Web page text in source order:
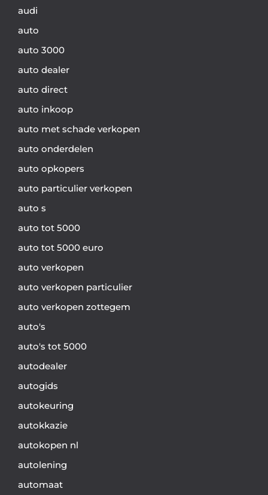
audi
auto
auto 3000
auto dealer
auto direct
auto inkoop
auto met schade verkopen
auto onderdelen
auto opkopers
auto particulier verkopen
auto s
auto tot 5000
auto tot 5000 euro
auto verkopen
auto verkopen particulier
auto verkopen zottegem
auto's
auto's tot 5000
autodealer
autogids
autokeuring
autokkazie
autokopen nl
autolening
automaat